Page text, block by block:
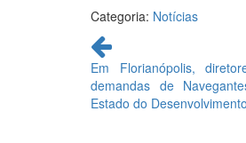
Categoria: Notícias
Continue
lendo
Em Florianópolis,
demandas de
Estado do